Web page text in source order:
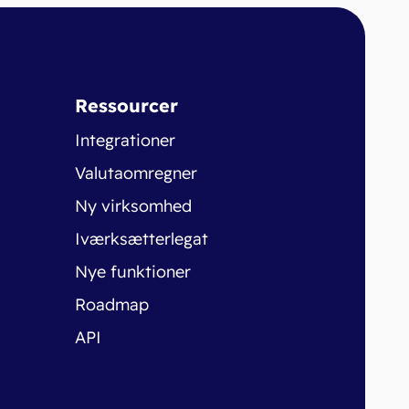
Ressourcer
Integrationer
Valutaomregner
Ny virksomhed
Iværksætterlegat
Nye funktioner
Roadmap
API